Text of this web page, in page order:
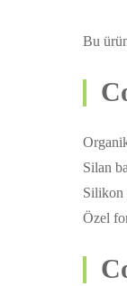
Bu
Silan
Silikon
Özel